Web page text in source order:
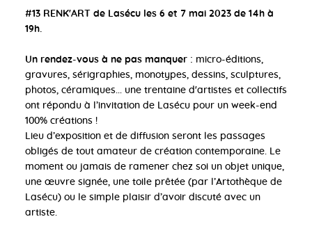
#13 RENK'ART de Lasécu les 6 et 7 mai 2023 de 14h à
19h.
Un rendez-vous à ne pas manquer : micro-éditions,
gravures, sérigraphies, monotypes, dessins, sculptures,
photos, céramiques... une trentaine d'artistes et collectifs
ont répondu à l’invitation de Lasécu pour un week-end
100% créations !
Lieu d’exposition et de diffusion seront les passages
obligés de tout amateur de création contemporaine. Le
moment ou jamais de ramener chez soi un objet unique,
une œuvre signée, une toile prêtée (par l’Artothèque de
Lasécu) ou le simple plaisir d’avoir discuté avec un
artiste.